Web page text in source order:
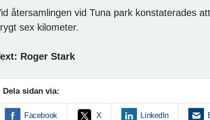
återsamlingen vid Tuna park konstaterades
sex kilometer.
Roger Stark
Dela sidan via:
Facebook X LinkedIn